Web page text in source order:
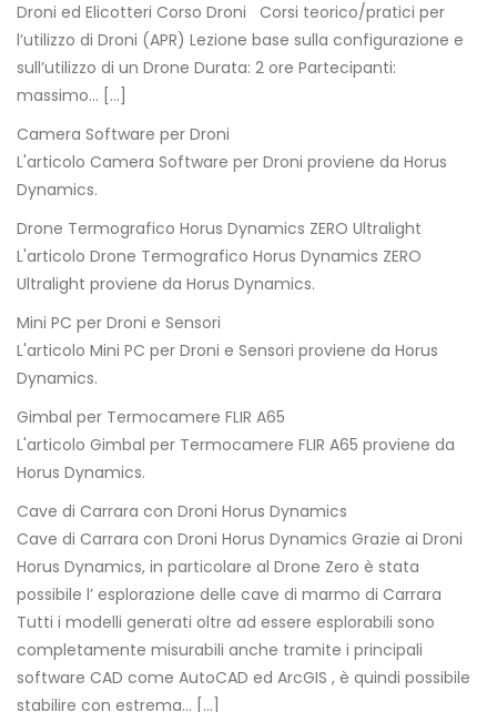
Droni ed Elicotteri Corso Droni Corsi teorico/pratici per
l’utilizzo di Droni (APR) Lezione base sulla configurazione e
sull’utilizzo di un Drone Durata: 2 ore Partecipanti:
massimo… […]
Camera Software per Droni
L'articolo Camera Software per Droni proviene da Horus
Dynamics.
Drone Termografico Horus Dynamics ZERO Ultralight
L'articolo Drone Termografico Horus Dynamics ZERO
Ultralight proviene da Horus Dynamics.
Mini PC per Droni e Sensori
L'articolo Mini PC per Droni e Sensori proviene da Horus
Dynamics.
Gimbal per Termocamere FLIR A65
L'articolo Gimbal per Termocamere FLIR A65 proviene da
Horus Dynamics.
Cave di Carrara con Droni Horus Dynamics
Cave di Carrara con Droni Horus Dynamics Grazie ai Droni
Horus Dynamics, in particolare al Drone Zero è stata
possibile l’ esplorazione delle cave di marmo di Carrara
Tutti i modelli generati oltre ad essere esplorabili sono
completamente misurabili anche tramite i principali
software CAD come AutoCAD ed ArcGIS , è quindi possibile
stabilire con estrema… […]